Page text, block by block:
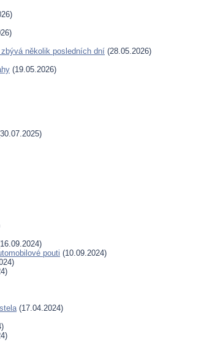
několik posledních dní (28.05.2026)
(19.05.2026)
pouti (10.09.2024)
(17.04.2024)